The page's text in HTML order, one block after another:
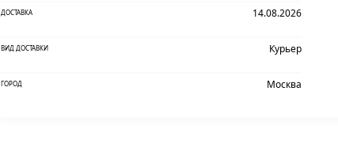
ДОСТАВКА 14.08.2026
ВИД ДОСТАВКИ Курьер
ГОРОД Москва